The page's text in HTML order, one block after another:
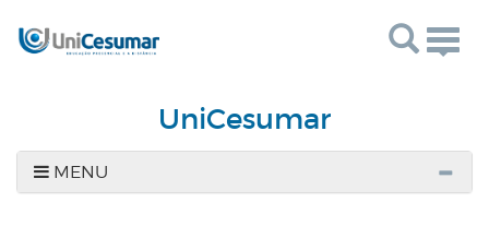
UniCesumar
MENU